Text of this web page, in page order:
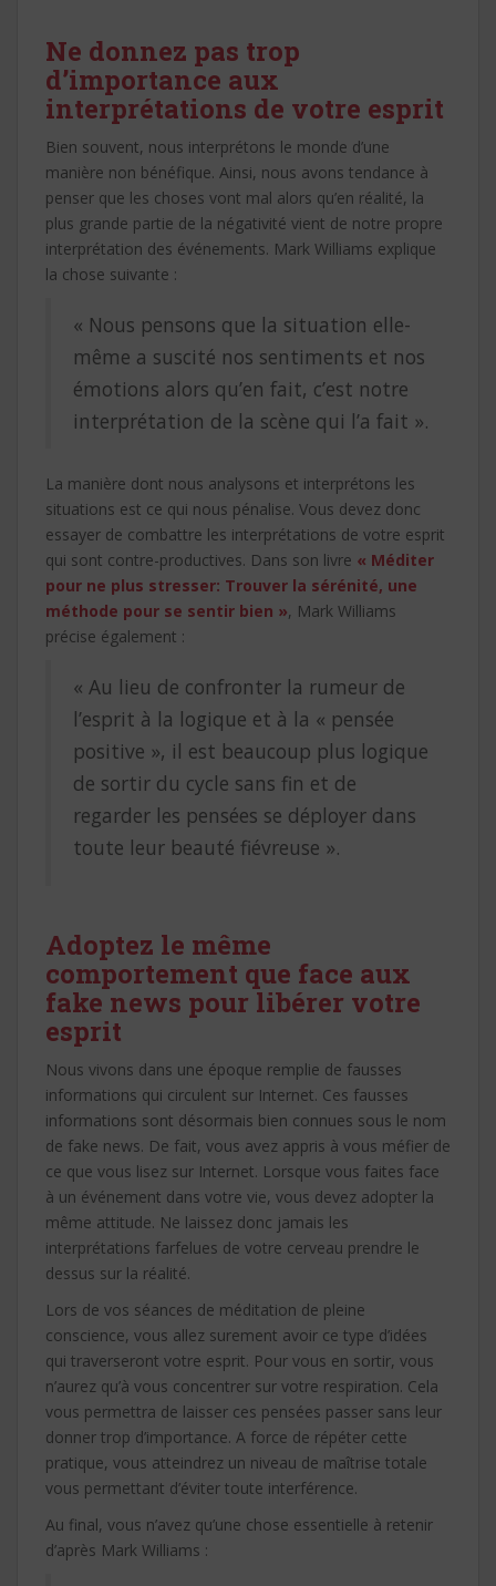
Ne donnez pas trop
d’importance aux
interprétations de votre esprit
Bien souvent, nous interprétons le monde d’une
manière non bénéfique. Ainsi, nous avons tendance à
penser que les choses vont mal alors qu’en réalité, la
plus grande partie de la négativité vient de notre propre
interprétation des événements. Mark Williams explique
la chose suivante :
« Nous pensons que la situation elle-
même a suscité nos sentiments et nos
émotions alors qu’en fait, c’est notre
interprétation de la scène qui l’a fait ».
La manière dont nous analysons et interprétons les
situations est ce qui nous pénalise. Vous devez donc
essayer de combattre les interprétations de votre esprit
qui sont contre-productives. Dans son livre « Méditer
pour ne plus stresser: Trouver la sérénité, une
méthode pour se sentir bien », Mark Williams
précise également :
« Au lieu de confronter la rumeur de
l’esprit à la logique et à la « pensée
positive », il est beaucoup plus logique
de sortir du cycle sans fin et de
regarder les pensées se déployer dans
toute leur beauté fiévreuse ».
Adoptez le même
comportement que face aux
fake news pour libérer votre
esprit
Nous vivons dans une époque remplie de fausses
informations qui circulent sur Internet. Ces fausses
informations sont désormais bien connues sous le nom
de fake news. De fait, vous avez appris à vous méfier de
ce que vous lisez sur Internet. Lorsque vous faites face
à un événement dans votre vie, vous devez adopter la
même attitude. Ne laissez donc jamais les
interprétations farfelues de votre cerveau prendre le
dessus sur la réalité.
Lors de vos séances de méditation de pleine
conscience, vous allez surement avoir ce type d’idées
qui traverseront votre esprit. Pour vous en sortir, vous
n’aurez qu’à vous concentrer sur votre respiration. Cela
vous permettra de laisser ces pensées passer sans leur
donner trop d’importance. A force de répéter cette
pratique, vous atteindrez un niveau de maîtrise totale
vous permettant d’éviter toute interférence.
Au final, vous n’avez qu’une chose essentielle à retenir
d’après Mark Williams :